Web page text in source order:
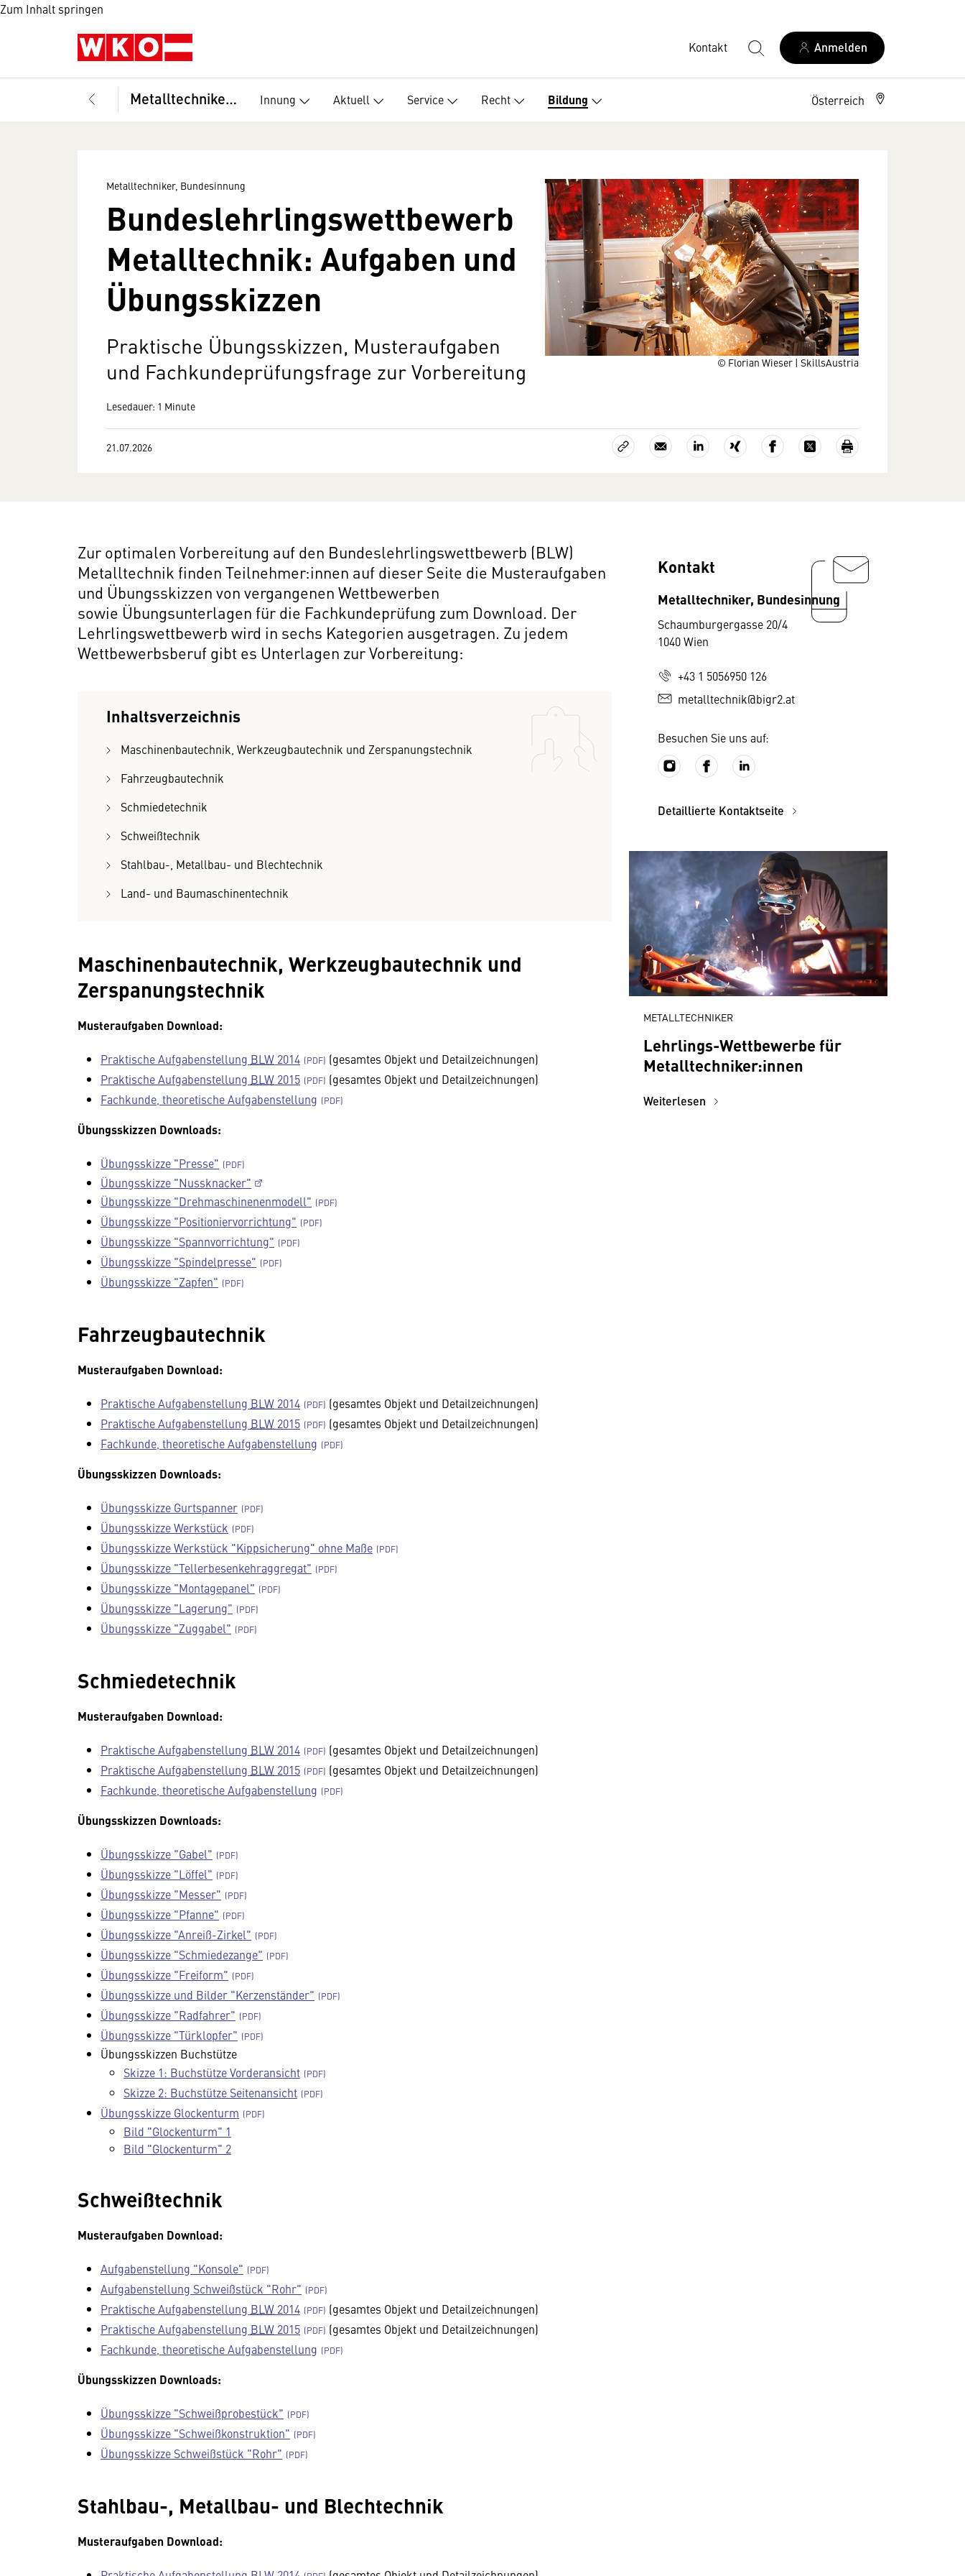
Zum Inhalt springen
Kontakt Anmelden
Metalltechniker, Bundesinnung Innung Aktuell Service Recht Bildung Österreich
© Florian Wieser | SkillsAustria
Metalltechniker, Bundesinnung
Bundeslehrlingswettbewerb
Metalltechnik: Aufgaben und
Übungsskizzen
Praktische Übungsskizzen, Musteraufgaben
und Fachkundeprüfungsfrage zur Vorbereitung
Lesedauer: 1 Minute
21.07.2026
Zur optimalen Vorbereitung auf den Bundeslehrlingswettbewerb (BLW)
Metalltechnik finden Teilnehmer:innen auf dieser Seite die Musteraufgaben
und Übungsskizzen von vergangenen Wettbewerben
sowie Übungsunterlagen für die Fachkundeprüfung zum Download. Der
Lehrlingswettbewerb wird in sechs Kategorien ausgetragen. Zu jedem
Wettbewerbsberuf gibt es Unterlagen zur Vorbereitung:
Inhaltsverzeichnis
Maschinenbautechnik, Werkzeugbautechnik und Zerspanungstechnik
Fahrzeugbautechnik
Schmiedetechnik
Schweißtechnik
Stahlbau-, Metallbau- und Blechtechnik
Land- und Baumaschinentechnik
Maschinenbautechnik, Werkzeugbautechnik und
Zerspanungstechnik
Musteraufgaben Download:
Praktische Aufgabenstellung BLW 2014
(gesamtes Objekt und Detailzeichnungen)
Praktische Aufgabenstellung BLW 2015
(gesamtes Objekt und Detailzeichnungen)
Fachkunde, theoretische Aufgabenstellung
Übungsskizzen Downloads:
Übungsskizze "Presse"
Übungsskizze "Nussknacker"
Übungsskizze "Drehmaschinenenmodell"
Übungsskizze "Positioniervorrichtung"
Übungsskizze "Spannvorrichtung"
Übungsskizze "Spindelpresse"
Übungsskizze "Zapfen"
Fahrzeugbautechnik
Musteraufgaben Download:
Praktische Aufgabenstellung BLW 2014
(gesamtes Objekt und Detailzeichnungen)
Praktische Aufgabenstellung BLW 2015
(gesamtes Objekt und Detailzeichnungen)
Fachkunde, theoretische Aufgabenstellung
Übungsskizzen Downloads:
Übungsskizze Gurtspanner
Übungsskizze Werkstück
Übungsskizze Werkstück "Kippsicherung" ohne Maße
Übungsskizze "Tellerbesenkehraggregat"
Übungsskizze "Montagepanel"
Übungsskizze "Lagerung"
Übungsskizze "Zuggabel"
Schmiedetechnik
Musteraufgaben Download:
Praktische Aufgabenstellung BLW 2014
(gesamtes Objekt und Detailzeichnungen)
Praktische Aufgabenstellung BLW 2015
(gesamtes Objekt und Detailzeichnungen)
Fachkunde, theoretische Aufgabenstellung
Übungsskizzen Downloads:
Übungsskizze "Gabel"
Übungsskizze "Löffel"
Übungsskizze "Messer"
Übungsskizze "Pfanne"
Übungsskizze "Anreiß-Zirkel"
Übungsskizze "Schmiedezange"
Übungsskizze "Freiform"
Übungsskizze und Bilder "Kerzenständer"
Übungsskizze "Radfahrer"
Übungsskizze "Türklopfer"
Übungsskizzen Buchstütze
Skizze 1: Buchstütze Vorderansicht
Skizze 2: Buchstütze Seitenansicht
Übungsskizze Glockenturm
Bild "Glockenturm" 1
Bild "Glockenturm" 2
Schweißtechnik
Musteraufgaben Download:
Aufgabenstellung "Konsole"
Aufgabenstellung Schweißstück "Rohr"
Praktische Aufgabenstellung BLW 2014
(gesamtes Objekt und Detailzeichnungen)
Praktische Aufgabenstellung BLW 2015
(gesamtes Objekt und Detailzeichnungen)
Fachkunde, theoretische Aufgabenstellung
Übungsskizzen Downloads:
Übungsskizze "Schweißprobestück"
Übungsskizze "Schweißkonstruktion"
Übungsskizze Schweißstück "Rohr"
Stahlbau-, Metallbau- und Blechtechnik
Musteraufgaben Download:
Kontakt
Metalltechniker, Bundesinnung
Schaumburgergasse 20/4
1040 Wien
+43 1 5056950 126
metalltechnik@bigr2.at
Besuchen Sie uns auf:
Detaillierte Kontaktseite
METALLTECHNIKER
Lehrlings-Wettbewerbe für
Metalltechniker:innen
Weiterlesen